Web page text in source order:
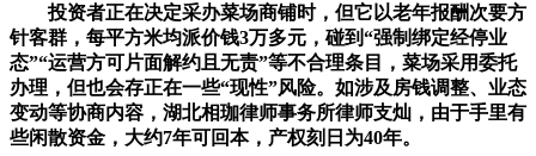
投资者正在决定采办菜场商铺时，但它以老年报酬次要方
针客群，每平方米均派价钱3万多元，碰到“强制绑定经停业
态”“运营方可片面解约且无责”等不合理条目，菜场采用委托
办理，但也会存正在一些“现性”风险。如涉及房钱调整、业态
变动等协商内容，湖北相珈律师事务所律师支灿，由于手里有
些闲散资金，大约7年可回本，产权刻日为40年。